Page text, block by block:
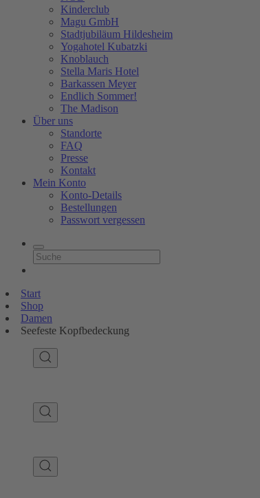
Kinderclub
Magu GmbH
Stadtjubiläum Hildesheim
Yogahotel Kubatzki
Knoblauch
Stella Maris Hotel
Barkassen Meyer
Endlich Sommer!
The Madison
Über uns
Standorte
FAQ
Presse
Kontakt
Mein Konto
Konto-Details
Bestellungen
Passwort vergessen
Start
Shop
Damen
Seefeste Kopfbedeckung